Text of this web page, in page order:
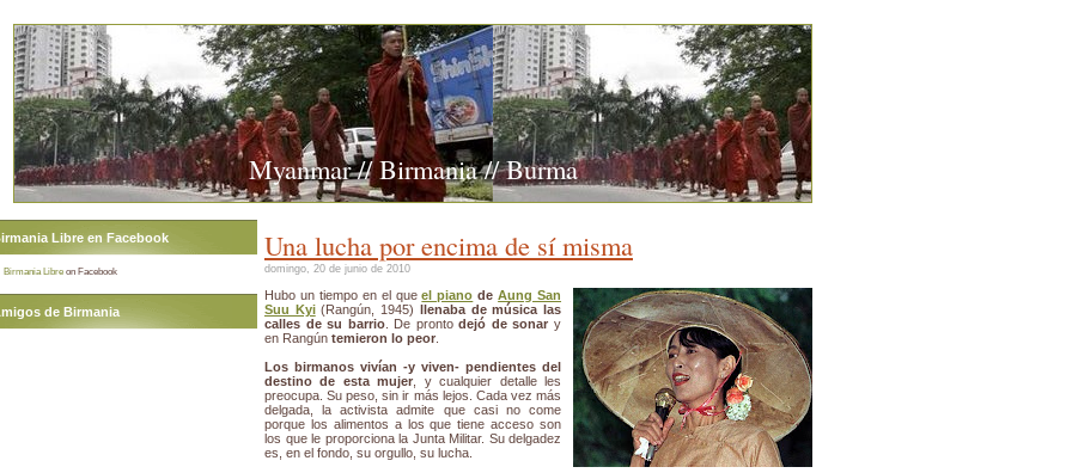
Myanmar // Birmania // Burma
Una lucha por encima de sí misma
domingo, 20 de junio de 2010
Hubo un tiempo en el queel piano deAung San
Suu Kyi(Rangún, 1945) llenaba de música las
calles de su barrio. De prontodejó de sonar y
en Rangún temieron lo peor
Los birmanos vivían -y viven- pendientes del
destino de esta mujer , y cualquier detalle les
preocupa. Su peso, sin ir más lejos. Cada vez más
delgada, la activista admite que casi no come
porque los alimentos a los que tiene acceso son
los que le proporciona la Junta Militar. Su delgadez
es, en el fondo, su orgullo, su lucha.
Libre en Facebook
Birmania Libre on Facebook
de Birmania